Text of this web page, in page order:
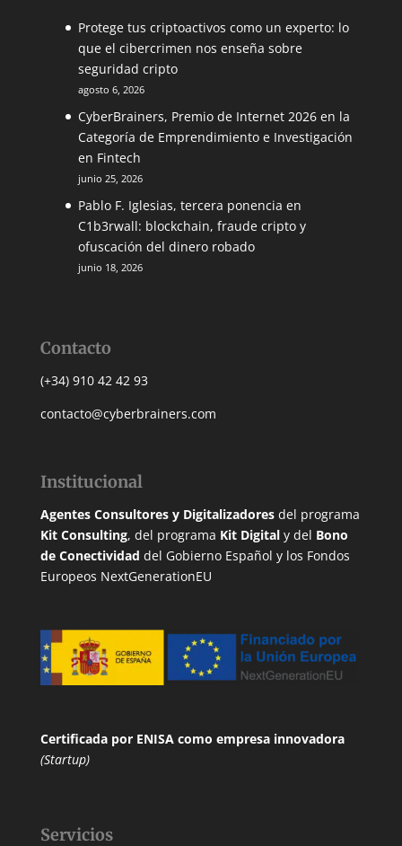
Protege tus criptoactivos como un experto: lo
que el cibercrimen nos enseña sobre
seguridad cripto
agosto 6, 2026
CyberBrainers, Premio de Internet 2026 en la
Categoría de Emprendimiento e Investigación
en Fintech
junio 25, 2026
Pablo F. Iglesias, tercera ponencia en
C1b3rwall: blockchain, fraude cripto y
ofuscación del dinero robado
junio 18, 2026
Contacto
(+34) 910 42 42 93
contacto@cyberbrainers.com
Institucional
Agentes Consultores y Digitalizadoresdel programa
Kit Consulting, del programa Kit Digitaly del Bono
de Conectividad del Gobierno Español y los Fondos
Europeos NextGenerationEU
Certificada por ENISAcomo empresa innovadora
(Startup)
Servicios